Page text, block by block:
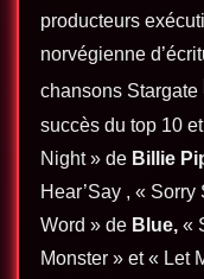
producteurs
norvégienne
chansons Stargate
succès du top 10
Night » de Billie
Hear’Say , «
Word » de Blue, «
Monster » et « Let